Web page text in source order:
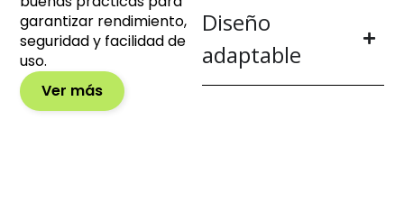
garantizar rendimiento,
seguridad y facilidad de
uso.
Ver más
Diseño
adaptable